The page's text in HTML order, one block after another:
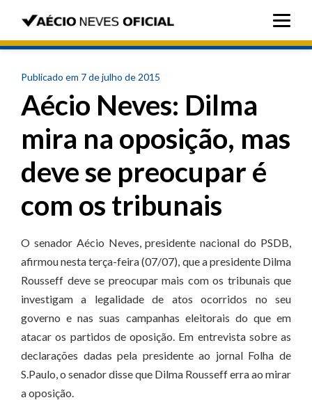
Publicado em 7 de julho de 2015
Aécio Neves: Dilma
mira na oposição, mas
deve se preocupar é
com os tribunais
O senador Aécio Neves, presidente nacional do PSDB,
afirmou nesta terça-feira (07/07), que a presidente Dilma
Rousseff deve se preocupar mais com os tribunais que
investigam a legalidade de atos ocorridos no seu
governo e nas suas campanhas eleitorais do que em
atacar os partidos de oposição. Em entrevista sobre as
declarações dadas pela presidente ao jornal Folha de
S.Paulo, o senador disse que Dilma Rousseff erra ao mirar
a oposição.